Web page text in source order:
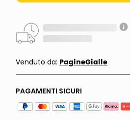
Venduto da: PagineGialle
PAGAMENTI SICURI